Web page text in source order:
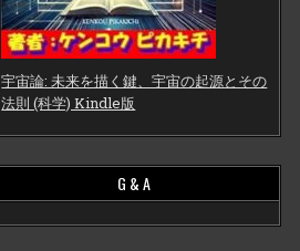
宇宙論: 未来を描く鍵、宇宙の起源とその
法則 (科学) Kindle版
G & A